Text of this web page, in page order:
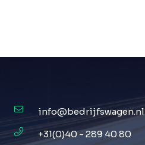
info@bedrijfswagen.nl
+31(0)40 - 289 40 80